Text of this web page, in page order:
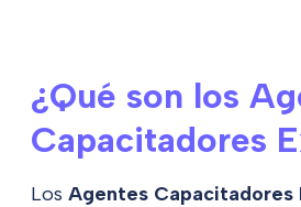
¿Qué son los
Capacitadores
Los Agentes Capacitadores